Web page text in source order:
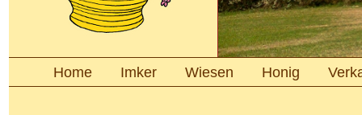
Home Imker Wiesen Honig